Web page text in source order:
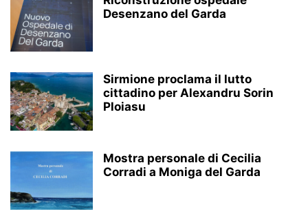
Desenzano del Garda
Sirmione proclama il lutto
cittadino per Alexandru Sorin
Ploiasu
Mostra personale di Cecilia
Corradi a Moniga del Garda